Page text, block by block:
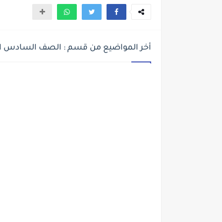
أخر المواضيع من قسم : الصف السادس